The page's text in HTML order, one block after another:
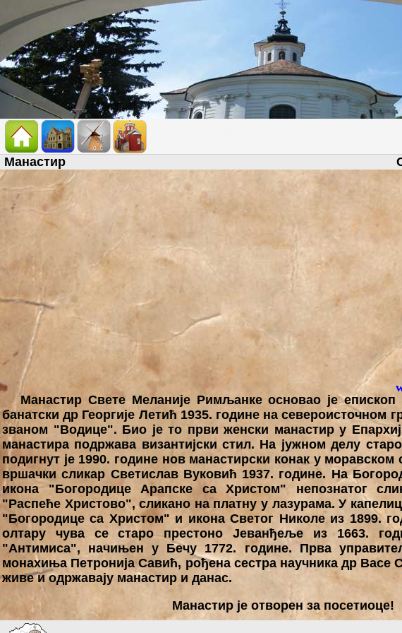
Манастир
Манастир Свете Меланије Римљанке основао је епископ
банатски др Георгије Летић 1935. године на североисточном
званом "Водице". Био је то први женски манастир у
манастира подржава византијски стил. На јужном делу
подигнут је 1990. године нов манастирски конак у моравском
вршачки сликар Светислав Вуковић 1937. године. На
икона "Богородице Арапске са Христом" непознатог
"Распеће Христово", сликано на платну у лазурама. У
"Богородице са Христом" и икона Светог Николе из 1899.
олтару чува се старо престоно Јеванђеље из 1663.
"Антимиса", начињен у Бечу 1772. године. Прва
монахиња Петронија Савић, рођена сестра научника др
живе и одржавају манастир и данас.
Манастир је отворен за посетиоце!